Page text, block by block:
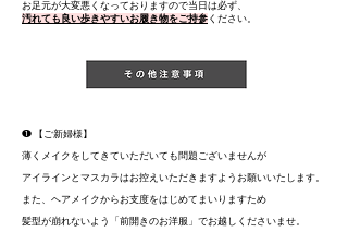
お足元が大変悪くなっておりますので当日は必ず、
汚れても良い歩きやすいお履き物をご持参 ください。
❶ 【ご新婦様】
薄くメイクをしてきていただいても問題ございませんが
アイラインとマスカラはお控えいただきますようお願いいたします。
また、ヘアメイクからお支度をはじめてまいりますため
髪型が崩れないよう「前開きのお洋服」でお越しくださいませ。